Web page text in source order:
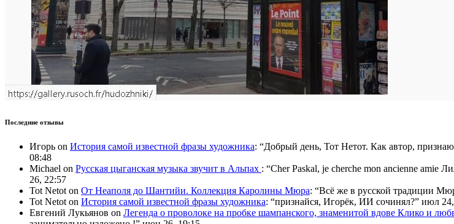
Последние отзывы
Игорь on История самой известной фразы художника: “Добрый день, Тот Нетот. Как автор,
08:48
Michael on Русская цыганская музыка звучит в Альпах : “Cher Paskal, je cherche mon ancienne amie
26, 22:57
Tot Netot on От Неаполя до Шантийи. Коллекция Каролины Мюра: “Всё же в русской традиции
Tot Netot on История самой известной фразы художника: “признайся, Игорёк, ИИ сочинял?” июл
Евгений Лукьянов on Легенда о проволоке на пробке шампанского, знаменитой вдове Клико и